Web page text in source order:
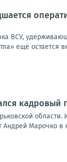
ВСУ,
ещё остается
кадровый
Марочко в